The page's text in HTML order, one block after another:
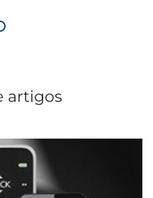
artigos